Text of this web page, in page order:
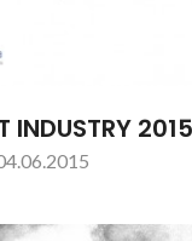
INDUSTRY 2015